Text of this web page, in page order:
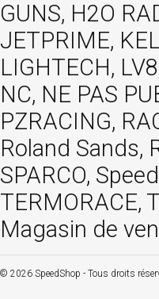
GUNS, H2O
JETPRIME,
LIGHTECH,
NC, NE PAS
PZRACING,
Roland Sands,
SPARCO,
TERMORACE,
Magasin de
© 2026 SpeedShop - Tous droits